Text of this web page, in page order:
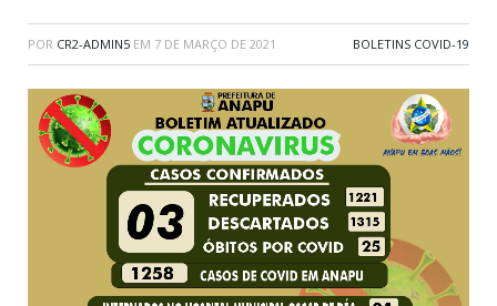
POR CR2-ADMIN5 EM 7 DE MARÇO DE 2021 BOLETINS COVID-19